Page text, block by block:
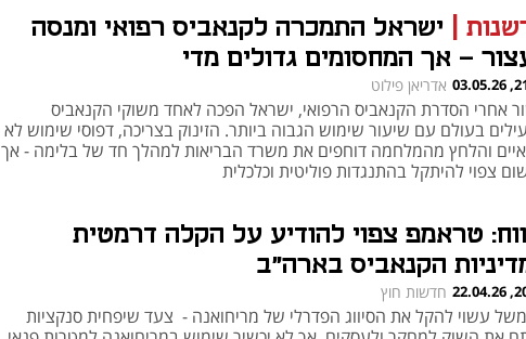
ישראל התמכרה לקנאביס רפואי ומנסה
– אך המחסומים גדולים מדי
אדריאן פילוט
אחרי הסדרת הקנאביס הרפואי, ישראל הפכה לאחד משוקי הקנאביס
בעולם עם שיעור שימוש הגבוה ביותר. הזינוק בצריכה, דפוסי שימוש לא
והלחץ מהמלחמה דוחפים את משרד הבריאות למהלך חד של בלימה - אך
צפוי להיתקל בהתנגדות פוליטית וכלכלית
טראמפ צפוי להודיע על הקלה דרמטית
הקנאביס בארה"ב
חדשות חוץ
עשוי להקל את הסיווג הפדרלי של מריחואנה - צעד שיפחית סנקציות